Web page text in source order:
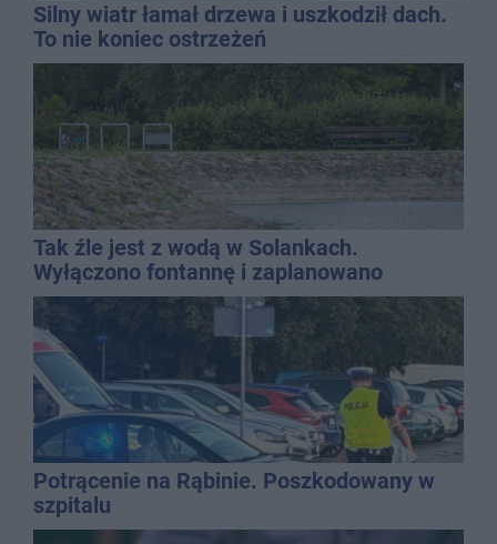
Silny wiatr łamał drzewa i uszkodził dach.
To nie koniec ostrzeżeń
Tak źle jest z wodą w Solankach.
Wyłączono fontannę i zaplanowano
dolewkę
Potrącenie na Rąbinie. Poszkodowany w
szpitalu